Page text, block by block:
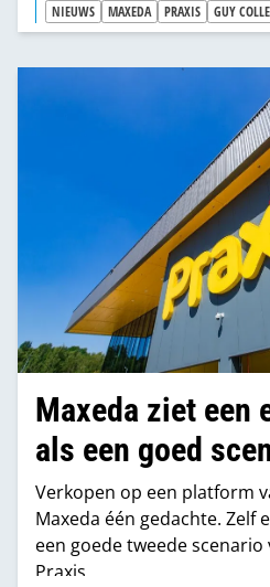
NIEUWS MAXEDA PRAXIS GUY
Maxeda ziet een
als een goed
Verkopen op een platform
Maxeda één gedachte. Zelf
een goede tweede
Praxis.